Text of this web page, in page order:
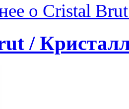
о Cristal
/